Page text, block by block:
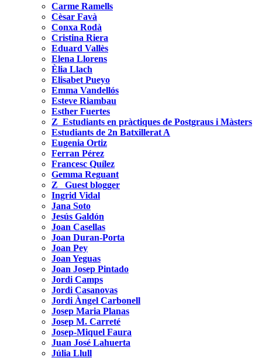
Carme Ramells
Cèsar Favà
Conxa Rodà
Cristina Riera
Eduard Vallès
Elena Llorens
Èlia Llach
Elisabet Pueyo
Emma Vandellós
Esteve Riambau
Esther Fuertes
Z_Estudiants en pràctiques de Postgraus i Màsters
Estudiants de 2n Batxillerat A
Eugenia Ortiz
Ferran Pérez
Francesc Quílez
Gemma Reguant
Z_ Guest blogger
Ingrid Vidal
Jana Soto
Jesús Galdón
Joan Casellas
Joan Duran-Porta
Joan Pey
Joan Yeguas
Joan Josep Pintado
Jordi Camps
Jordi Casanovas
Jordi Àngel Carbonell
Josep Maria Planas
Josep M. Carreté
Josep-Miquel Faura
Juan José Lahuerta
Júlia Llull